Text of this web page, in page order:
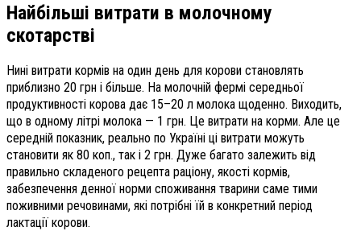
Найбільші витрати в молочному
скотарстві
Нині витрати кормів на один день для корови становлять
приблизно 20 грн і більше. На молочній фермі середньої
продуктивності корова дає 15–20 л молока щоденно. Виходить,
що в одному літрі молока — 1 грн. Це витрати на корми. Але це
середній показник, реально по Україні ці витрати можуть
становити як 80 коп., так і 2 грн. Дуже багато залежить від
правильно складеного рецепта раціону, якості кормів,
забезпечення денної норми споживання тварини саме тими
поживними речовинами, які потрібні їй в конкретний період
лактації корови.